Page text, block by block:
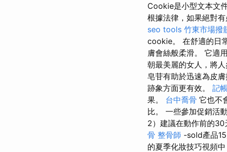
Cookie是小型文本文
根據法律，如果絕對
seo tools 竹東市場撥
cookie。 在舒適的日
膚會絲般柔滑。 它適
朝最美麗的女人，將人
皂苷有助於迅速為皮
跡象方面更有效。 記
果。 台中喬骨 它也不
比。 一些參加促銷活
2）建議在動作前的
骨 整骨師 -sold產品
的夏季化妝技巧視頻